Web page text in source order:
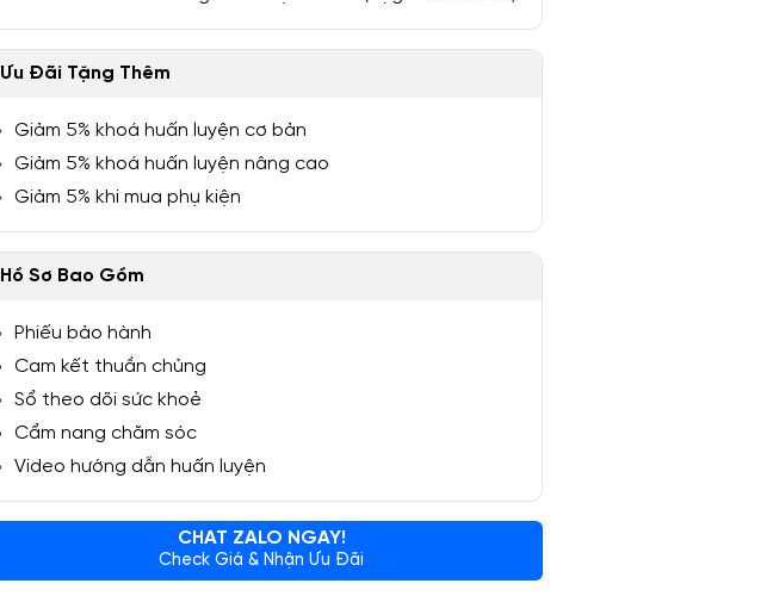
Ưu Đãi Tặng Thêm
Giảm 5% khoá huấn luyện cơ bản
Giảm 5% khoá huấn luyện nâng cao
Giảm 5% khi mua phụ kiện
Hồ Sơ Bao Gồm
Phiếu bảo hành
Cam kết thuần chủng
Sổ theo dõi sức khoẻ
Cẩm nang chăm sóc
Video hướng dẫn huấn luyện
CHAT ZALO NGAY!
Check Giá & Nhận Ưu Đãi